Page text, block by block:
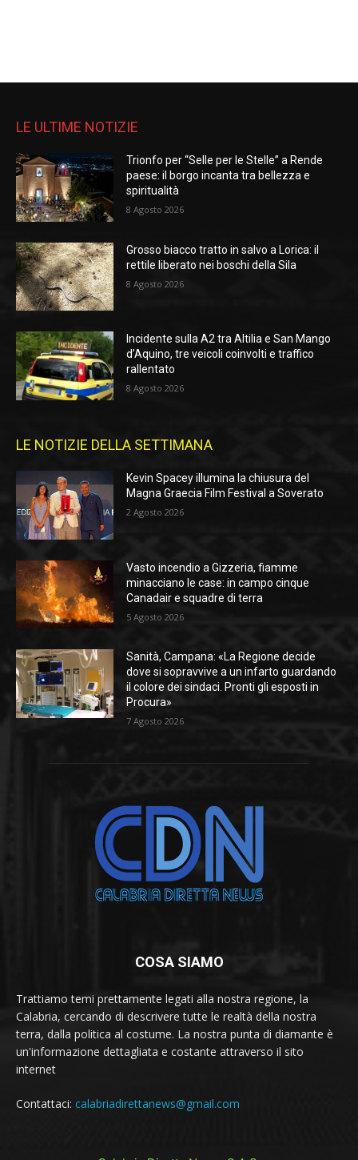
LE ULTIME NOTIZIE
Trionfo per “Selle per le Stelle” a Rende
paese: il borgo incanta tra bellezza e
spiritualità
8 Agosto 2026
Grosso biacco tratto in salvo a Lorica: il
rettile liberato nei boschi della Sila
8 Agosto 2026
Incidente sulla A2 tra Altilia e San Mango
d’Aquino, tre veicoli coinvolti e traffico
rallentato
8 Agosto 2026
LE NOTIZIE DELLA SETTIMANA
Kevin Spacey illumina la chiusura del
Magna Graecia Film Festival a Soverato
2 Agosto 2026
Vasto incendio a Gizzeria, fiamme
minacciano le case: in campo cinque
Canadair e squadre di terra
5 Agosto 2026
Sanità, Campana: «La Regione decide
dove si sopravvive a un infarto guardando
il colore dei sindaci. Pronti gli esposti in
Procura»
7 Agosto 2026
COSA SIAMO
Trattiamo temi prettamente legati alla nostra regione, la
Calabria, cercando di descrivere tutte le realtà della nostra
terra, dalla politica al costume. La nostra punta di diamante è
un'informazione dettagliata e costante attraverso il sito
internet
Contattaci: calabriadirettanews@gmail.com